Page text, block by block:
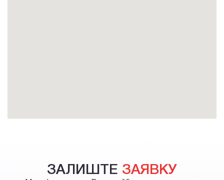
ЗАЛИШТЕ ЗАЯВКУ